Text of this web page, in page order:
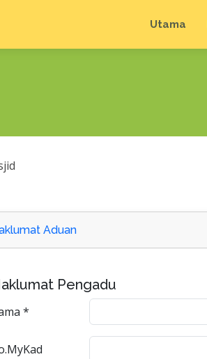
Utama
Aduan
Pengadu
*